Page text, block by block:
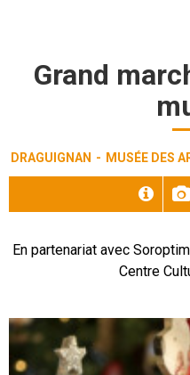
Grand
DRAGUIGNAN MUSÉE DES
En partenariat avec
Centre